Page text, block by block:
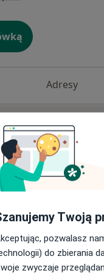
Adresy
Twoją
pozwalasz
do zbierania
zwyczaje